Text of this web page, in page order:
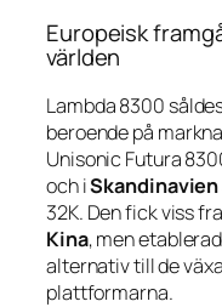
Europeisk
världen
Lambda 8300
beroende på
Unisonic Futura
och iSkandinavien
32K. Den fick viss
Kina, men
alternativ till de
plattformarna.